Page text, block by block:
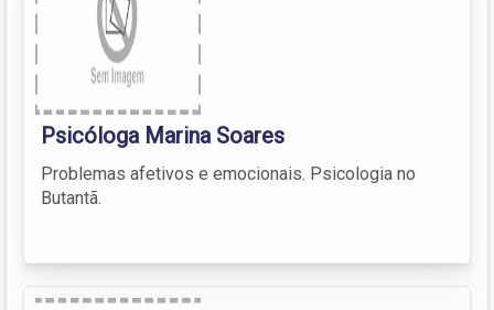
Psicóloga Marina Soares
Problemas afetivos e emocionais. Psicologia no
Butantã.